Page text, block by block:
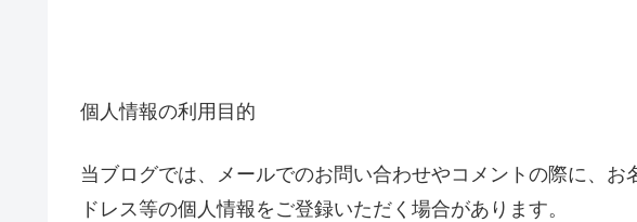
個人情報の利用目的
当ブログでは、メールでのお問い合わせやコメントの際に、お
ドレス等の個人情報をご登録いただく場合があります。